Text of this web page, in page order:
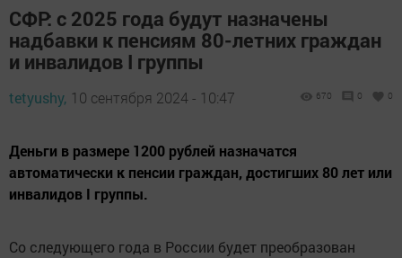
СФР: с 2025 года будут назначены
надбавки к пенсиям 80-летних граждан
и инвалидов I группы
tetyushy, 10 сентября 2024 - 10:47 670 0 0
Деньги в размере 1200 рублей назначатся
автоматически к пенсии граждан, достигших 80 лет или
инвалидов I группы.
Со следующего года в России будет преобразован